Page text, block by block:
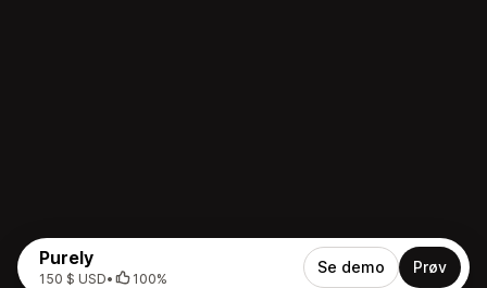
Purely
150 $ USD• 100%
Se demo Prøv